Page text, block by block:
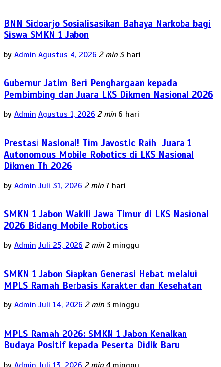
BNN Sidoarjo Sosialisasikan Bahaya Narkoba bagi
Siswa SMKN 1 Jabon
by Admin Agustus 4, 2026 2 min 3 hari
Gubernur Jatim Beri Penghargaan kepada
Pembimbing dan Juara LKS Dikmen Nasional 2026
by Admin Agustus 1, 2026 2 min 6 hari
Prestasi Nasional! Tim Javostic Raih Juara 1
Autonomous Mobile Robotics di LKS Nasional
Dikmen Th 2026
by Admin Juli 31, 2026 2 min 7 hari
SMKN 1 Jabon Wakili Jawa Timur di LKS Nasional
2026 Bidang Mobile Robotics
by Admin Juli 25, 2026 2 min 2 minggu
SMKN 1 Jabon Siapkan Generasi Hebat melalui
MPLS Ramah Berbasis Karakter dan Kesehatan
by Admin Juli 14, 2026 2 min 3 minggu
MPLS Ramah 2026: SMKN 1 Jabon Kenalkan
Budaya Positif kepada Peserta Didik Baru
by Admin Juli 13, 2026 2 min 4 minggu